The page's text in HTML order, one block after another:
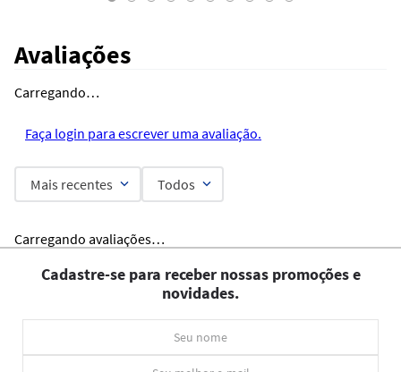
Avaliações
Carregando…
Faça login para escrever uma avaliação.
Mais recentes Todos
Carregando avaliações…
Cadastre-se para receber nossas promoções e
novidades.